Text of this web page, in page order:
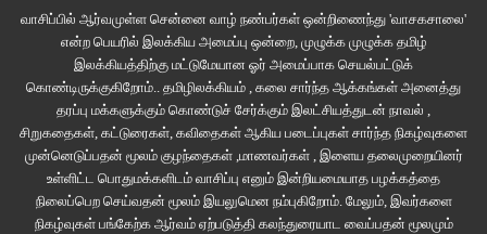
உயரத்துக்கு மணல் புயல் வீசுறத பலமுறை பாத்து பயந்திருக்கேன். இப்ப துளிகூட
பயமில்ல, வா என்ன வாரிட்டு போ. இடி, மழை, பூகம்பம், பாம்பு எல்லாத்தையும்
வம்புக்கு இழுத்தேன். இயற்கையும் லாக்டவுனில் கிடந்தது.
மூணு வருஷத்துக்கு முன்னாடி ஊருக்கு போயிருந்தப்ப அப்பாயி கையால வச்ச
கருவாடு குழம்ப மூக்கு முட்டத் திண்ணுட்டு நடுவூட்ல படுத்துட்டு கதை விட்டேன்.
பேரீச்சம்பழம் எல்லாம் சும்மா ரோட்டுல கொட்டிக் கிடக்கும், பொறுக்கித் திண்ண
ஒரு நாதி இருக்காது. பொரி வாங்குற காசுல பெட்ரோல் வாங்கலாம். இருபத்தி
வாசிப்பில் ஆர்வமுள்ள சென்னை வாழ் நண்பர்கள் ஒன்றிணைந்து 'வாசகசாலை'
என்ற பெயரில் இலக்கிய அமைப்பு ஒன்றை, முழுக்க முழுக்க தமிழ்
இலக்கியத்திற்கு மட்டுமேயான ஓர் அமைப்பாக செயல்பட்டுக்
கொண்டிருக்குகிறோம்.. தமிழிலக்கியம் , கலை சார்ந்த ஆக்கங்கள் அனைத்து
தரப்பு மக்களுக்கும் கொண்டுச் சேர்க்கும் இலட்சியத்துடன் நாவல் ,
சிறுகதைகள், கட்டுரைகள், கவிதைகள் ஆகிய படைப்புகள் சார்ந்த நிகழ்வுகளை
முன்னெடுப்பதன் மூலம் குழந்தைகள் ,மாணவர்கள் , இளைய தலைமுறையினர்
உள்ளிட்ட பொதுமக்களிடம் வாசிப்பு எனும் இன்றியமையாத பழக்கத்தை
நிலைப்பெற செய்வதன் மூலம் இயலுமென நம்புகிறோம். மேலும், இவர்களை
நிகழ்வுகள் பங்கேற்க ஆர்வம் ஏற்படுத்தி கலந்துரையாட வைப்பதன் மூலமும்